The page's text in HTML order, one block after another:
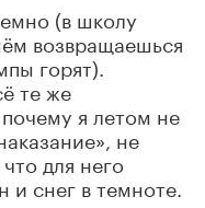
(в школу
возвращаешься
горят).
те же
я летом не
не
для него
снег в темноте.